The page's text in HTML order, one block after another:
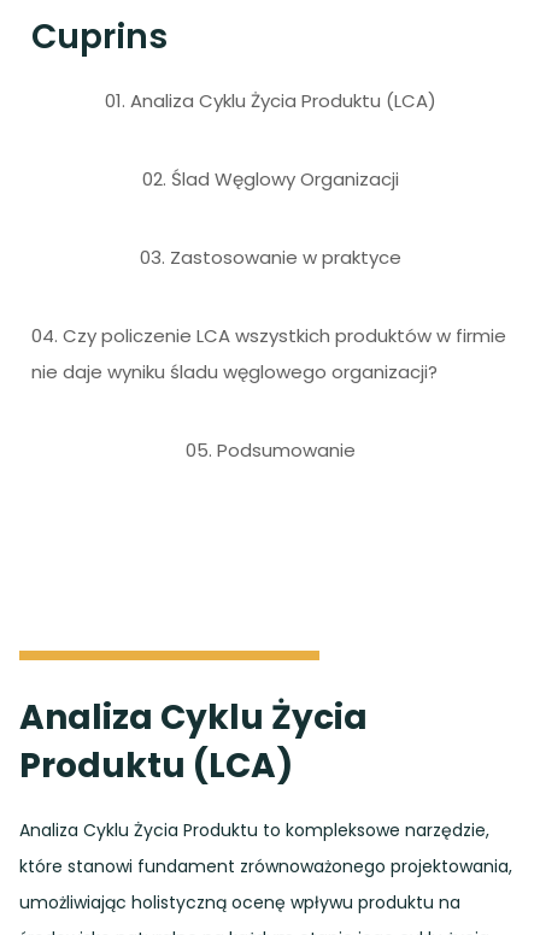
Cuprins
01. Analiza Cyklu Życia Produktu (LCA)
02. Ślad Węglowy Organizacji
03. Zastosowanie w praktyce
04. Czy policzenie LCA wszystkich produktów w firmie
nie daje wyniku śladu węglowego organizacji?
05. Podsumowanie
Analiza Cyklu Życia
Produktu (LCA)
Analiza Cyklu Życia Produktu to kompleksowe narzędzie,
które stanowi fundament zrównoważonego projektowania,
umożliwiając holistyczną ocenę wpływu produktu na